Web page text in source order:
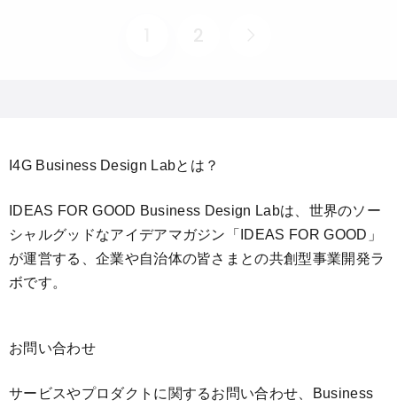
I4G Business Design Labとは？
IDEAS FOR GOOD Business Design Labは、世界のソー
シャルグッドなアイデアマガジン「IDEAS FOR GOOD」
が運営する、企業や自治体の皆さまとの共創型事業開発ラ
ボです。
お問い合わせ
サービスやプロダクトに関するお問い合わせ、Business